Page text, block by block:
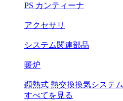
PS カンティーナ
アクセサリ
システム関連部品
暖炉
顕熱式 熱交換換気システム
すべてを見る